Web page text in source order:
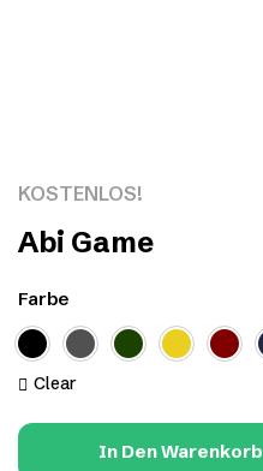
KOSTENLOS!
Abi Game
Farbe
Clear
In Den Warenkorb